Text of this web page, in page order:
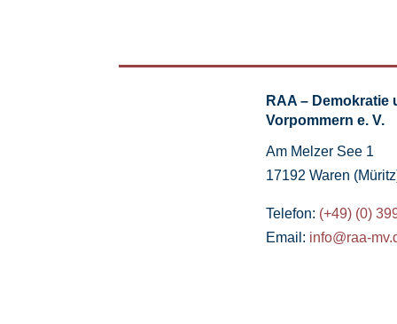
RAA –
Vorpommern e. V.
Am Melzer See 1
17192 Waren
Telefon: (+49) (0)
Email: info@raa-